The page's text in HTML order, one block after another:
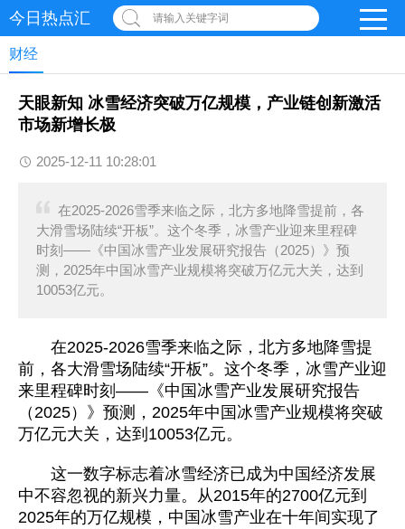
今日热点汇 请输入关键字词
财经
天眼新知 冰雪经济突破万亿规模，产业链创新激活
市场新增长极
2025-12-11 10:28:01
在2025-2026雪季来临之际，北方多地降雪提前，各
大滑雪场陆续“开板”。这个冬季，冰雪产业迎来里程碑
时刻——《中国冰雪产业发展研究报告（2025）》预
测，2025年中国冰雪产业规模将突破万亿元大关，达到
10053亿元。
在2025-2026雪季来临之际，北方多地降雪提
前，各大滑雪场陆续“开板”。这个冬季，冰雪产业迎
来里程碑时刻——《中国冰雪产业发展研究报告
（2025）》预测，2025年中国冰雪产业规模将突破
万亿元大关，达到10053亿元。
这一数字标志着冰雪经济已成为中国经济发展
中不容忽视的新兴力量。从2015年的2700亿元到
2025年的万亿规模，中国冰雪产业在十年间实现了